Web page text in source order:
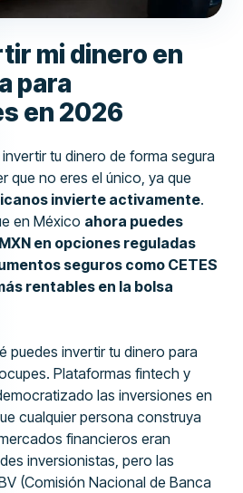
mi dinero en
para
en 2026
tu dinero de forma segura
que no eres el único, ya que
invierte activamente.
en México ahora puedes
en opciones reguladas
seguros como CETES
rentables en la bolsa
puedes invertir tu dinero para
Plataformas fintech y
las inversiones en
cualquier persona construya
financieros eran
inversionistas, pero las
(Comisión Nacional de Banca